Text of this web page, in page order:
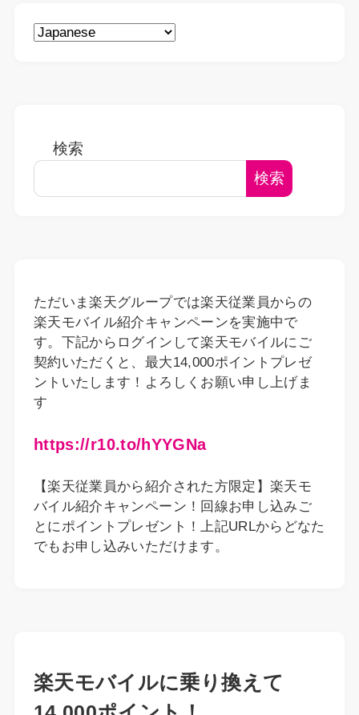
検索
検索
ただいま楽天グループでは楽天従業員からの
楽天モバイル紹介キャンペーンを実施中で
す。下記からログインして楽天モバイルにご
契約いただくと、最大14,000ポイントプレゼ
ントいたします！よろしくお願い申し上げま
す
https://r10.to/hYYGNa
【楽天従業員から紹介された方限定】楽天モ
バイル紹介キャンペーン！回線お申し込みご
とにポイントプレゼント！上記URLからどなた
でもお申し込みいただけます。
楽天モバイルに乗り換えて